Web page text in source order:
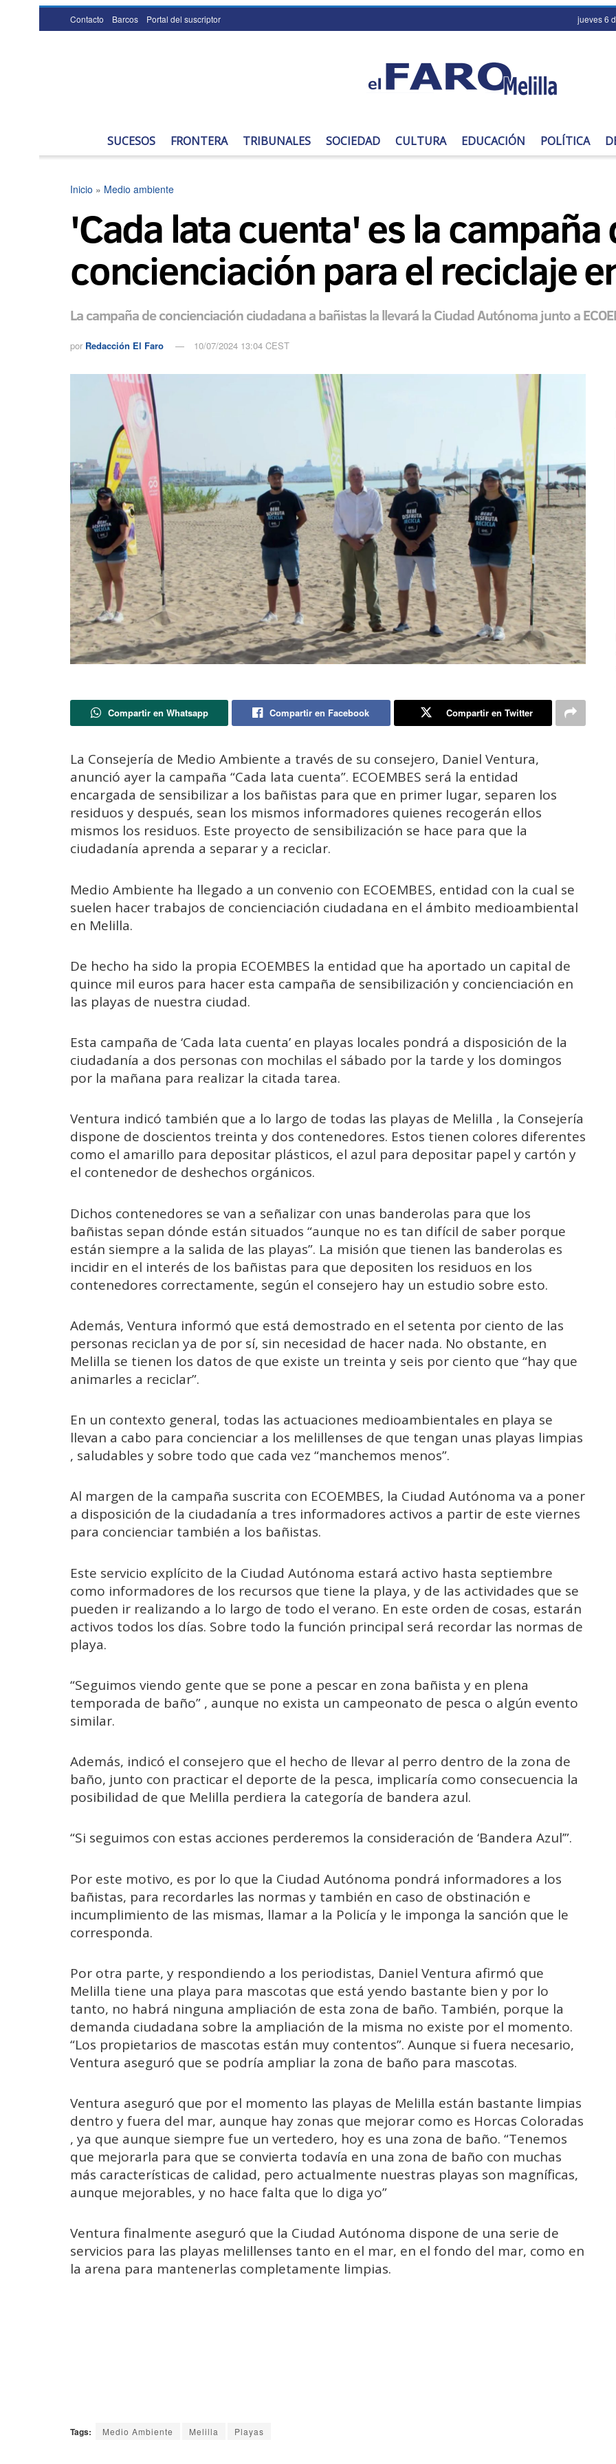
Contacto Barcos Portal del suscriptor jueves 6
SUCESOS FRONTERA TRIBUNALES SOCIEDAD CULTURA EDUCACIÓN POLÍTICA
Inicio » Medio ambiente
'Cada lata cuenta' es la campaña
concienciación para el reciclaje
La campaña de concienciación ciudadana a bañistas la llevará la Ciudad Autónoma junto a
por Redacción El Faro 10/07/2024 13:04 CEST
Compartir en Whatsapp Compartir en Facebook Compartir en Twitter
La Consejería de Medio Ambiente a través de su consejero, Daniel Ventura,
anunció ayer la campaña “Cada lata cuenta”. ECOEMBES será la entidad
encargada de sensibilizar a los bañistas para que en primer lugar, separen los
residuos y después, sean los mismos informadores quienes recogerán ellos
mismos los residuos. Este proyecto de sensibilización se hace para que la
ciudadanía aprenda a separar y a reciclar.
Medio Ambiente ha llegado a un convenio con ECOEMBES, entidad con la cual se
suelen hacer trabajos de concienciación ciudadana en el ámbito medioambiental
en Melilla.
De hecho ha sido la propia ECOEMBES la entidad que ha aportado un capital de
quince mil euros para hacer esta campaña de sensibilización y concienciación en
las playas de nuestra ciudad.
Esta campaña de ‘Cada lata cuenta’ en playas locales pondrá a disposición de la
ciudadanía a dos personas con mochilas el sábado por la tarde y los domingos
por la mañana para realizar la citada tarea.
Ventura indicó también que a lo largo de todas las playas de Melilla , la Consejería
dispone de doscientos treinta y dos contenedores. Estos tienen colores diferentes
como el amarillo para depositar plásticos, el azul para depositar papel y cartón y
el contenedor de deshechos orgánicos.
Dichos contenedores se van a señalizar con unas banderolas para que los
bañistas sepan dónde están situados “aunque no es tan difícil de saber porque
están siempre a la salida de las playas”. La misión que tienen las banderolas es
incidir en el interés de los bañistas para que depositen los residuos en los
contenedores correctamente, según el consejero hay un estudio sobre esto.
Además, Ventura informó que está demostrado en el setenta por ciento de las
personas reciclan ya de por sí, sin necesidad de hacer nada. No obstante, en
Melilla se tienen los datos de que existe un treinta y seis por ciento que “hay que
animarles a reciclar”.
En un contexto general, todas las actuaciones medioambientales en playa se
llevan a cabo para concienciar a los melillenses de que tengan unas playas limpias
, saludables y sobre todo que cada vez “manchemos menos”.
Al margen de la campaña suscrita con ECOEMBES, la Ciudad Autónoma va a poner
a disposición de la ciudadanía a tres informadores activos a partir de este viernes
para concienciar también a los bañistas.
Este servicio explícito de la Ciudad Autónoma estará activo hasta septiembre
como informadores de los recursos que tiene la playa, y de las actividades que se
pueden ir realizando a lo largo de todo el verano. En este orden de cosas, estarán
activos todos los días. Sobre todo la función principal será recordar las normas de
playa.
“Seguimos viendo gente que se pone a pescar en zona bañista y en plena
temporada de baño” , aunque no exista un campeonato de pesca o algún evento
similar.
Además, indicó el consejero que el hecho de llevar al perro dentro de la zona de
baño, junto con practicar el deporte de la pesca, implicaría como consecuencia la
posibilidad de que Melilla perdiera la categoría de bandera azul.
“Si seguimos con estas acciones perderemos la consideración de ‘Bandera Azul’”.
Por este motivo, es por lo que la Ciudad Autónoma pondrá informadores a los
bañistas, para recordarles las normas y también en caso de obstinación e
incumplimiento de las mismas, llamar a la Policía y le imponga la sanción que le
corresponda.
Por otra parte, y respondiendo a los periodistas, Daniel Ventura afirmó que
Melilla tiene una playa para mascotas que está yendo bastante bien y por lo
tanto, no habrá ninguna ampliación de esta zona de baño. También, porque la
demanda ciudadana sobre la ampliación de la misma no existe por el momento.
“Los propietarios de mascotas están muy contentos”. Aunque si fuera necesario,
Ventura aseguró que se podría ampliar la zona de baño para mascotas.
Ventura aseguró que por el momento las playas de Melilla están bastante limpias
dentro y fuera del mar, aunque hay zonas que mejorar como es Horcas Coloradas
, ya que aunque siempre fue un vertedero, hoy es una zona de baño. “Tenemos
que mejorarla para que se convierta todavía en una zona de baño con muchas
más características de calidad, pero actualmente nuestras playas son magníficas,
aunque mejorables, y no hace falta que lo diga yo”
Ventura finalmente aseguró que la Ciudad Autónoma dispone de una serie de
servicios para las playas melillenses tanto en el mar, en el fondo del mar, como en
la arena para mantenerlas completamente limpias.
Tags: Medio Ambiente Melilla Playas